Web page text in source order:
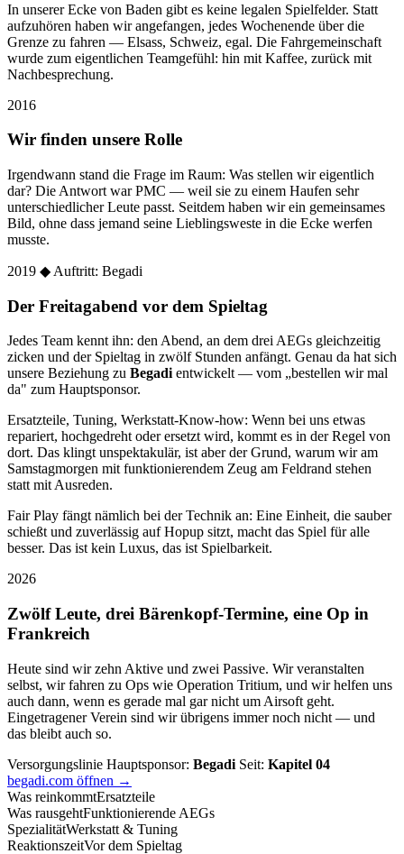
In unserer Ecke von Baden gibt es keine legalen Spielfelder. Statt
aufzuhören haben wir angefangen, jedes Wochenende über die
Grenze zu fahren — Elsass, Schweiz, egal. Die Fahrgemeinschaft
wurde zum eigentlichen Teamgefühl: hin mit Kaffee, zurück mit
Nachbesprechung.
2016
Wir finden unsere Rolle
Irgendwann stand die Frage im Raum: Was stellen wir eigentlich
dar? Die Antwort war PMC — weil sie zu einem Haufen sehr
unterschiedlicher Leute passt. Seitdem haben wir ein gemeinsames
Bild, ohne dass jemand seine Lieblingsweste in die Ecke werfen
musste.
2019 ◆ Auftritt: Begadi
Der Freitagabend vor dem Spieltag
Jedes Team kennt ihn: den Abend, an dem drei AEGs gleichzeitig
zicken und der Spieltag in zwölf Stunden anfängt. Genau da hat sich
unsere Beziehung zu Begadientwickelt — vom „bestellen wir mal
da" zum Hauptsponsor.
Ersatzteile, Tuning, Werkstatt-Know-how: Wenn bei uns etwas
repariert, hochgedreht oder ersetzt wird, kommt es in der Regel von
dort. Das klingt unspektakulär, ist aber der Grund, warum wir am
Samstagmorgen mit funktionierendem Zeug am Feldrand stehen
statt mit Ausreden.
Fair Play fängt nämlich bei der Technik an: Eine Einheit, die sauber
schießt und zuverlässig auf Hopup sitzt, macht das Spiel für alle
besser. Das ist kein Luxus, das ist Spielbarkeit.
2026
Zwölf Leute, drei Bärenkopf-Termine, eine Op in
Frankreich
Heute sind wir zehn Aktive und zwei Passive. Wir veranstalten
selbst, wir fahren zu Ops wie Operation Tritium, und wir helfen uns
auch dann, wenn es gerade mal gar nicht um Airsoft geht.
Eingetragener Verein sind wir übrigens immer noch nicht — und
das bleibt auch so.
Versorgungslinie Hauptsponsor: Begadi Seit: Kapitel 04
begadi.com öffnen →
Was reinkommtErsatzteile
Was rausgehtFunktionierende AEGs
SpezialitätWerkstatt & Tuning
ReaktionszeitVor dem Spieltag